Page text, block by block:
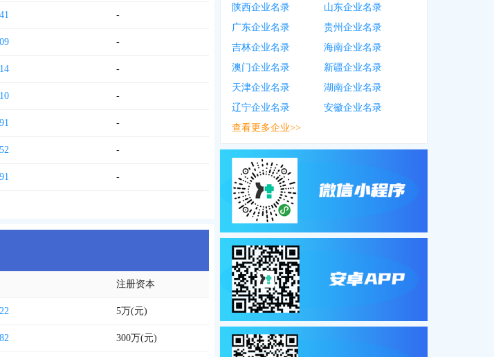
-
-
-
-
-
-
-
注册资本
5万(元)
300万(元)
陕西企业名录
山东企业名录
广东企业名录
贵州企业名录
吉林企业名录
海南企业名录
澳门企业名录
新疆企业名录
天津企业名录
湖南企业名录
辽宁企业名录
安徽企业名录
查看更多企业>>